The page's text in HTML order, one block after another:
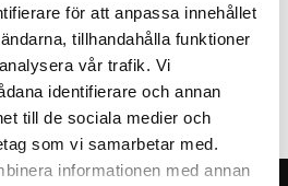
för att anpassa innehållet
tillhandahålla funktioner
vår trafik. Vi
identifierare och annan
till de sociala medier och
som vi samarbetar med.
informationen med annan
Profilen Matthew Griffiths
lanserar träningsapp